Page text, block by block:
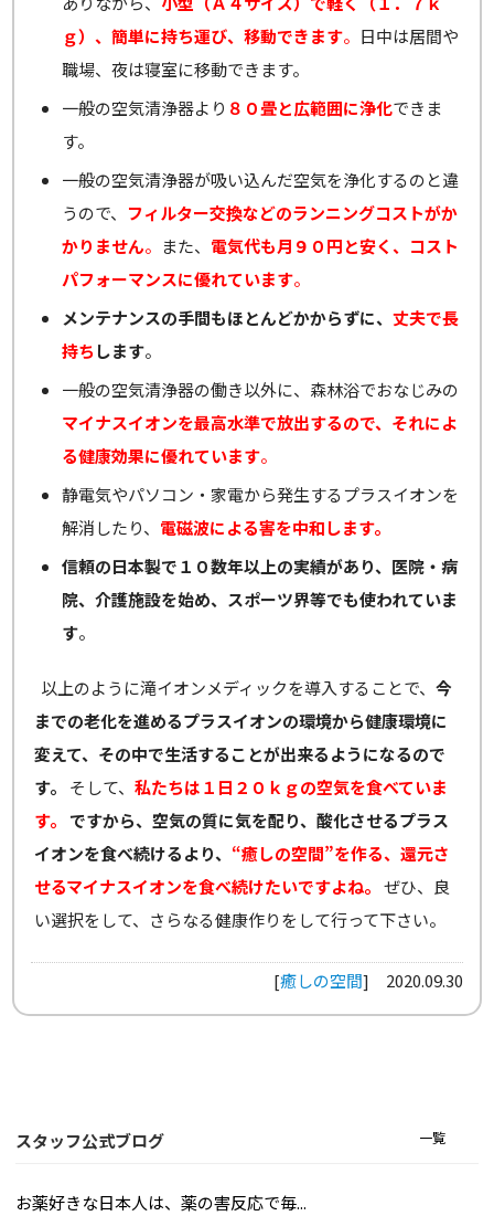
ｇ）、簡単に持ち運び、移動できます。 日中は居間や
職場、夜は寝室に移動できます。
一般の空気清浄器より ８０畳と広範囲に浄化できま
す。
一般の空気清浄器が吸い込んだ空気を浄化するのと違
うので、 フィルター交換などのランニングコストがか
かりません。 また、 電気代も月９０円と安く、コスト
パフォーマンスに優れています。
メンテナンスの手間もほとんどかからずに、丈夫で長
持ちします。
一般の空気清浄器の働き以外に、森林浴でおなじみの
マイナスイオンを最高水準で放出するので、それによ
る健康効果に優れています。
静電気やパソコン・家電から発生するプラスイオンを
解消したり、 電磁波による害を中和します。
信頼の日本製で１０数年以上の実績があり、医院・病
院、介護施設を始め、スポーツ界等でも使われていま
す。
以上のように滝イオンメディックを導入することで、今
までの老化を進めるプラスイオンの環境から健康環境に
変えて、その中で生活することが出来るようになるので
す。
そして、私たちは１日２０ｋｇの空気を食べていま
す。
ですから、空気の質に気を配り、酸化させるプラス
イオンを食べ続けるより、 “癒しの空間”を作る、還元さ
せるマイナスイオンを食べ続けたいですよね。 ぜひ、良
い選択をして、さらなる健康作りをして行って下さい。
[癒しの空間] 2020.09.30
スタッフ公式ブログ 一覧
お薬好きな日本人は、薬の害反応で毎...